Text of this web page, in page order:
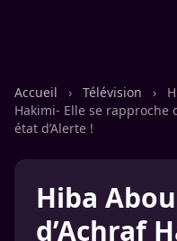
Accueil › Télévision ›
Hakimi- Elle se rapproche
état d’Alerte !
Hiba
d’Achraf